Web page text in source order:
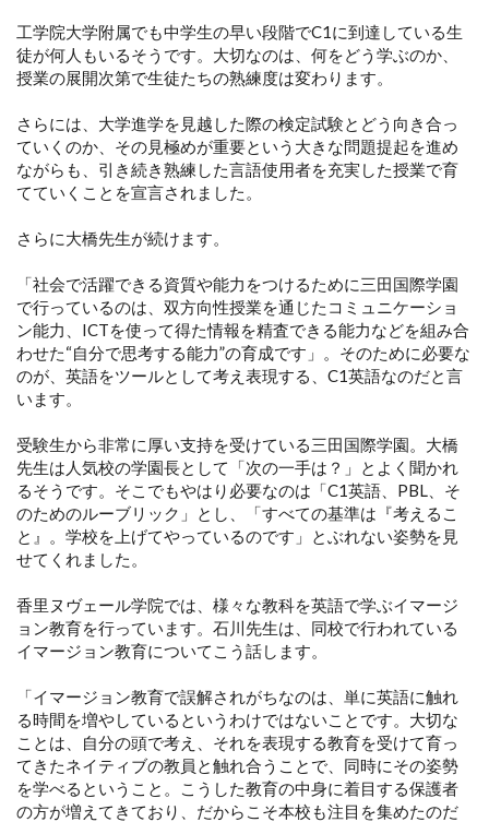
工学院大学附属でも中学生の早い段階でC1に到達している生
徒が何人もいるそうです。大切なのは、何をどう学ぶのか、
授業の展開次第で生徒たちの熟練度は変わります。
さらには、大学進学を見越した際の検定試験とどう向き合っ
ていくのか、その見極めが重要という大きな問題提起を進め
ながらも、引き続き熟練した言語使用者を充実した授業で育
てていくことを宣言されました。
さらに大橋先生が続けます。
「社会で活躍できる資質や能力をつけるために三田国際学園
で行っているのは、双方向性授業を通じたコミュニケーショ
ン能力、ICTを使って得た情報を精査できる能力などを組み合
わせた“自分で思考する能力”の育成です」。そのために必要な
のが、英語をツールとして考え表現する、C1英語なのだと言
います。
受験生から非常に厚い支持を受けている三田国際学園。大橋
先生は人気校の学園長として「次の一手は？」とよく聞かれ
るそうです。そこでもやはり必要なのは「C1英語、PBL、そ
のためのルーブリック」とし、「すべての基準は『考えるこ
と』。学校を上げてやっているのです」とぶれない姿勢を見
せてくれました。
香里ヌヴェール学院では、様々な教科を英語で学ぶイマージ
ョン教育を行っています。石川先生は、同校で行われている
イマージョン教育についてこう話します。
「イマージョン教育で誤解されがちなのは、単に英語に触れ
る時間を増やしているというわけではないことです。大切な
ことは、自分の頭で考え、それを表現する教育を受けて育っ
てきたネイティブの教員と触れ合うことで、同時にその姿勢
を学べるということ。こうした教育の中身に着目する保護者
の方が増えてきており、だからこそ本校も注目を集めたのだ